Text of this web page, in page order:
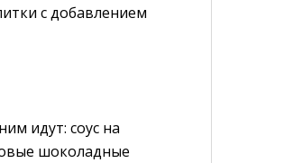
с добавлением
идут: соус на
шоколадные